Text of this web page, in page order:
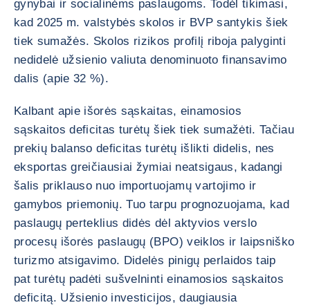
gynybai ir socialinėms paslaugoms. Todėl tikimasi,
kad 2025 m. valstybės skolos ir BVP santykis šiek
tiek sumažės. Skolos rizikos profilį riboja palyginti
nedidelė užsienio valiuta denominuoto finansavimo
dalis (apie 32 %).
Kalbant apie išorės sąskaitas, einamosios
sąskaitos deficitas turėtų šiek tiek sumažėti. Tačiau
prekių balanso deficitas turėtų išlikti didelis, nes
eksportas greičiausiai žymiai neatsigaus, kadangi
šalis priklauso nuo importuojamų vartojimo ir
gamybos priemonių. Tuo tarpu prognozuojama, kad
paslaugų perteklius didės dėl aktyvios verslo
procesų išorės paslaugų (BPO) veiklos ir laipsniško
turizmo atsigavimo. Didelės pinigų perlaidos taip
pat turėtų padėti sušvelninti einamosios sąskaitos
deficitą. Užsienio investicijos, daugiausia